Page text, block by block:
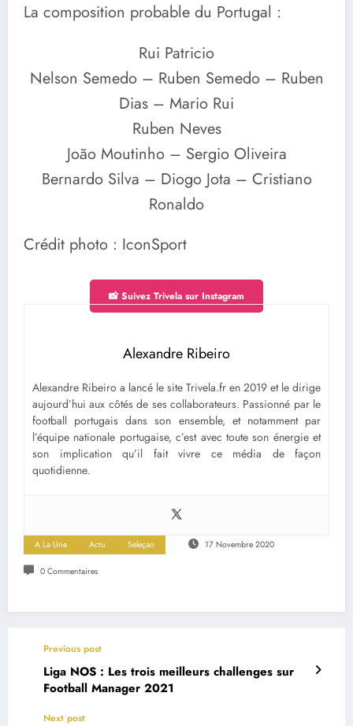
La composition probable du Portugal :
Rui Patricio
Nelson Semedo – Ruben Semedo – Ruben
Dias – Mario Rui
Ruben Neves
João Moutinho – Sergio Oliveira
Bernardo Silva – Diogo Jota – Cristiano
Ronaldo
Crédit photo : IconSport
📸 Suivez Trivela sur Instagram
Alexandre Ribeiro
Alexandre Ribeiro a lancé le site Trivela.fr en 2019 et le dirige
aujourd’hui aux côtés de ses collaborateurs. Passionné par le
football portugais dans son ensemble, et notamment par
l’équipe nationale portugaise, c’est avec toute son énergie et
son implication qu’il fait vivre ce média de façon
quotidienne.
A La Une Actu Seleçao 17 Novembre 2020
0 Commentaires
Previous post
Liga NOS : Les trois meilleurs challenges sur
Football Manager 2021
Next post